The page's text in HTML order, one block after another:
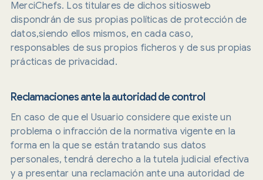
MerciChefs. Los titulares de dichos sitiosweb
dispondrán de sus propias políticas de protección de
datos,siendo ellos mismos, en cada caso,
responsables de sus propios ficheros y de sus propias
prácticas de privacidad.
Reclamaciones ante la autoridad de control
En caso de que el Usuario considere que existe un
problema o infracción de la normativa vigente en la
forma en la que se están tratando sus datos
personales, tendrá derecho a la tutela judicial efectiva
y a presentar una reclamación ante una autoridad de